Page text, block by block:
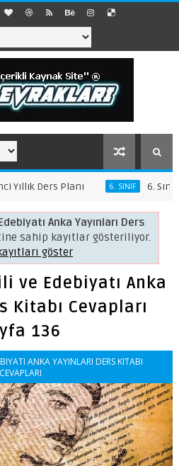
6. SINIF 6. Sınıf Afet Bilinci
Anka Yayınları Ders
sahip kayıtlar gösteriliyor.
göster
ve Edebiyatı Anka
Kitabı Cevapları
136
ANKA YAYINLARI DERS KITABI
CEVAPLARI